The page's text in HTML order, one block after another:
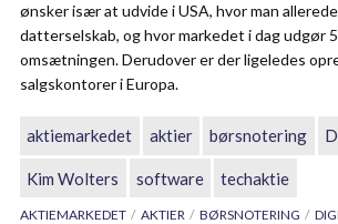
ønsker især at udvide i USA, hvor man
datterselskab, og hvor markedet i dag udgør
omsætningen. Derudover er der ligeledes
salgskontorer i Europa.
aktiemarkedet aktier børsnotering
Kim Wolters software techaktie
AKTIEMARKEDET AKTIER BØRSNOTERING